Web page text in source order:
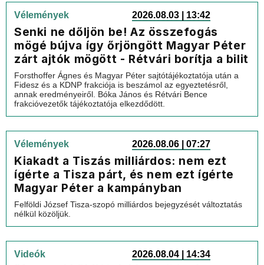
Vélemények 2026.08.03 | 13:42
Senki ne dőljön be! Az összefogás
mögé bújva így őrjöngött Magyar Péter
zárt ajtók mögött - Rétvári borítja a bilit
Forsthoffer Ágnes és Magyar Péter sajtótájékoztatója után a
Fidesz és a KDNP frakciója is beszámol az egyeztetésről,
annak eredményeiről. Bóka János és Rétvári Bence
frakcióvezetők tájékoztatója elkezdődött.
Vélemények 2026.08.06 | 07:27
Kiakadt a Tiszás milliárdos: nem ezt
ígérte a Tisza párt, és nem ezt ígérte
Magyar Péter a kampányban
Felföldi József Tisza-szopó milliárdos bejegyzését változtatás
nélkül közöljük.
Videók 2026.08.04 | 14:34